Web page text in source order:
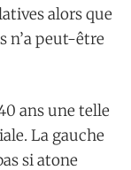
alors que
n’a peut-être
ans une telle
La gauche
si atone